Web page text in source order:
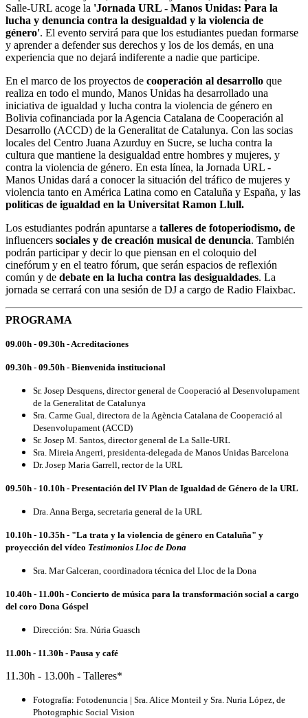
Salle-URL acoge la 'Jornada URL - Manos Unidas: Para la
lucha y denuncia contra la desigualdad y la violencia de
género'. El evento servirá para que los estudiantes puedan formarse
y aprender a defender sus derechos y los de los demás, en una
experiencia que no dejará indiferente a nadie que participe.
En el marco de los proyectos de cooperación al desarrollo que
realiza en todo el mundo, Manos Unidas ha desarrollado una
iniciativa de igualdad y lucha contra la violencia de género en
Bolivia cofinanciada por la Agencia Catalana de Cooperación al
Desarrollo (ACCD) de la Generalitat de Catalunya. Con las socias
locales del Centro Juana Azurduy en Sucre, se lucha contra la
cultura que mantiene la desigualdad entre hombres y mujeres, y
contra la violencia de género. En esta línea, la Jornada URL -
Manos Unidas dará a conocer la situación del tráfico de mujeres y
violencia tanto en América Latina como en Cataluña y España, y las
políticas de igualdad en la Universitat Ramon Llull.
Los estudiantes podrán apuntarse a talleres de fotoperiodismo, de
influencers sociales y de creación musical de denuncia. También
podrán participar y decir lo que piensan en el coloquio del
cinefórum y en el teatro fórum, que serán espacios de reflexión
común y de debate en la lucha contra las desigualdades. La
jornada se cerrará con una sesión de DJ a cargo de Radio Flaixbac.
PROGRAMA
09.00h - 09.30h - Acreditaciones
09.30h - 09.50h - Bienvenida institucional
Sr. Josep Desquens, director general de Cooperació al Desenvolupament
de la Generalitat de Catalunya
Sra. Carme Gual, directora de la Agència Catalana de Cooperació al
Desenvolupament (ACCD)
Sr. Josep M. Santos, director general de La Salle-URL
Sra. Mireia Angerri, presidenta-delegada de Manos Unidas Barcelona
Dr. Josep Maria Garrell, rector de la URL
09.50h - 10.10h - Presentación del IV Plan de Igualdad de Género de la URL
Dra. Anna Berga, secretaria general de la URL
10.10h - 10.35h - "La trata y la violencia de género en Cataluña" y
proyección del vídeo Testimonios Lloc de Dona
Sra. Mar Galceran, coordinadora técnica del Lloc de la Dona
10.40h - 11.00h - Concierto de música para la transformación social a cargo
del coro Dona Góspel
Dirección: Sra. Núria Guasch
11.00h - 11.30h - Pausa y café
11.30h - 13.00h - Talleres*
Fotografía: Fotodenuncia | Sra. Alice Monteil y Sra. Nuria López, de
Photographic Social Vision